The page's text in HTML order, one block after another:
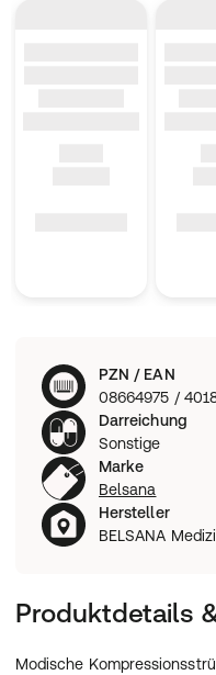
PZN / EAN
08664975 /
Darreichung
Sonstige
Marke
Belsana
Hersteller
BELSANA
Produktdetails
Modische